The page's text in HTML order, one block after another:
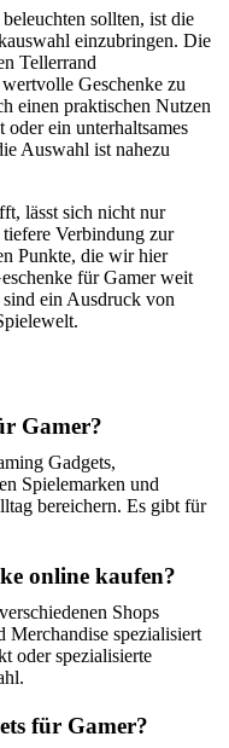
sollten, ist die
einzubringen. Die
Tellerrand
Geschenke zu
einen praktischen Nutzen
oder ein unterhaltsames
Auswahl ist nahezu
lässt sich nicht nur
Verbindung zur
Punkte, die wir hier
für Gamer weit
ein Ausdruck von
Gamer?
Gadgets,
Spielemarken und
bereichern. Es gibt für
online kaufen?
Shops
Merchandise spezialisiert
oder spezialisierte
für Gamer?